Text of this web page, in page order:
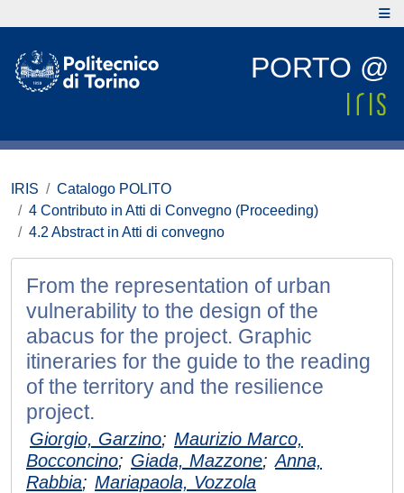
PORTO @
IRIS
Catalogo POLITO
4 Contributo in Atti di Convegno (Proceeding)
4.2 Abstract in Atti di convegno
From the representation of urban
vulnerability to the design of the
abacus for the project. Graphic
itineraries for the guide to the reading
of the territory and the resilience
project.
Giorgio, Garzino; Maurizio Marco,
Bocconcino; Giada, Mazzone; Anna,
Rabbia; Mariapaola, Vozzola